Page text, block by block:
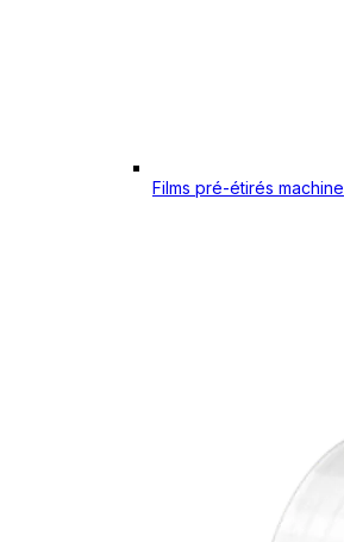
Films pré-étirés machine